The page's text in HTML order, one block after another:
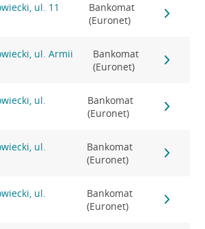
ul. 11
Bankomat
(Euronet)
ul. Armii
Bankomat
(Euronet)
ul.
Bankomat
(Euronet)
ul.
Bankomat
(Euronet)
ul.
Bankomat
(Euronet)